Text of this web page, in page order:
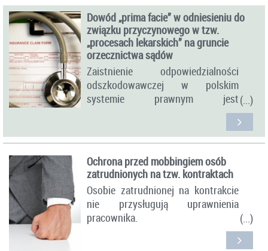
również do uzyskiwania
poświadczonych za zgodność z
oryginałem kserokopii
przedmiotowych dokumentów oraz
oryginałów tychże dokumentów
wydawanych za pokwitowaniem, z
obowiązkiem zwrotu po
wykorzystaniu.
Dowód „prima facie” w odniesieniu do
związku przyczynowego w tzw.
„procesach lekarskich” na gruncie
orzecznictwa sądów
Zaistnienie odpowiedzialności
odszkodowawczej w polskim
systemie prawnym jest
uwarunkowane zaistnieniem
zdarzenia, z którym przepisy prawa
łączą obowiązek odszkodowawczy,
oraz szkody.
Te przesłanki muszą być połączone
związkiem przyczynowym.
Podstawą prawną związku
przyczynowego jest art. 361 § 1
ustawy z dnia 23 kwietnia 1964 r.
Ochrona przed mobbingiem osób
zatrudnionych na tzw. kontraktach
Osobie zatrudnionej na kontrakcie
nie przysługują uprawnienia
pracownika.
Osobie zatrudnionej na kontrakcie